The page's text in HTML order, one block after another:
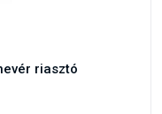
riasztó